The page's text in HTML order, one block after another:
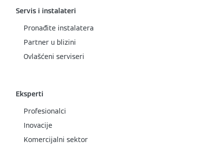
Servis i instalateri
Pronađite instalatera
Partner u blizini
Ovlašćeni serviseri
Eksperti
Profesionalci
Inovacije
Komercijalni sektor